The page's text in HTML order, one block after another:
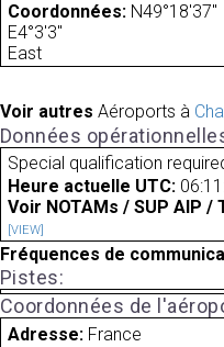
Coordonnées: N49°18'37"
E4°3'3"
East
Voir autres Aéroports à
Données
Special qualification
Heure actuelle UTC:
Voir NOTAMs / SUP AIP
[VIEW]
Fréquences de
Pistes:
Coordonnées de
Adresse: France